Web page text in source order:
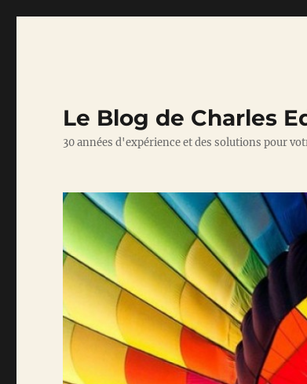
Le Blog de Charles
30 années d'expérience et des solutions pour